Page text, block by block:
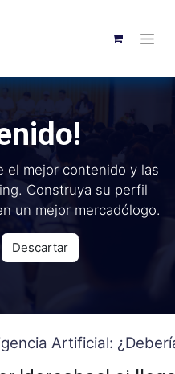
el mejor contenido y las
Construya su perfil
un mejor mercadólogo.
Descartar
Artificial: